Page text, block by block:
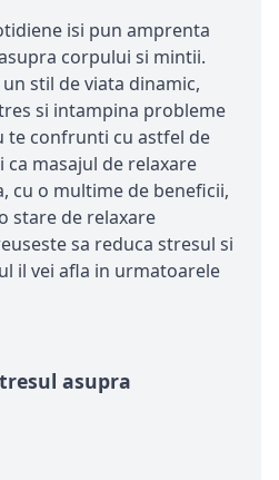
isi pun amprenta
corpului si mintii.
stil de viata dinamic,
si intampina probleme
te confrunti cu astfel de
masajul de relaxare
cu o multime de beneficii,
stare de relaxare
sa reduca stresul si
il vei afla in urmatoarele
asupra